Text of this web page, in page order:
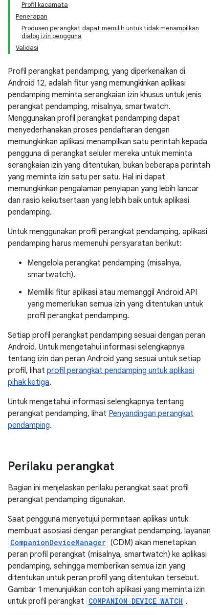
Profil kacamata
Penerapan
Produsen perangkat dapat memilih untuk tidak menampilkan
dialog izin pengguna
Validasi
Profil perangkat pendamping, yang diperkenalkan di
Android 12, adalah fitur yang memungkinkan aplikasi
pendamping meminta serangkaian izin khusus untuk jenis
perangkat pendamping, misalnya, smartwatch.
Menggunakan profil perangkat pendamping dapat
menyederhanakan proses pendaftaran dengan
memungkinkan aplikasi menampilkan satu perintah kepada
pengguna di perangkat seluler mereka untuk meminta
serangkaian izin yang ditentukan, bukan beberapa perintah
yang meminta izin satu per satu. Hal ini dapat
memungkinkan pengalaman penyiapan yang lebih lancar
dan rasio keikutsertaan yang lebih baik untuk aplikasi
pendamping.
Untuk menggunakan profil perangkat pendamping, aplikasi
pendamping harus memenuhi persyaratan berikut:
Mengelola perangkat pendamping (misalnya,
smartwatch).
Memiliki fitur aplikasi atau memanggil Android API
yang memerlukan semua izin yang ditentukan untuk
profil perangkat pendamping.
Setiap profil perangkat pendamping sesuai dengan peran
Android. Untuk mengetahui informasi selengkapnya
tentang izin dan peran Android yang sesuai untuk setiap
profil, lihat profil perangkat pendamping untuk aplikasi
pihak ketiga.
Untuk mengetahui informasi selengkapnya tentang
perangkat pendamping, lihat Penyandingan perangkat
pendamping.
Perilaku perangkat
Bagian ini menjelaskan perilaku perangkat saat profil
perangkat pendamping digunakan.
Saat pengguna menyetujui permintaan aplikasi untuk
membuat asosiasi dengan perangkat pendamping, layanan
CompanionDeviceManager (CDM) akan menetapkan
peran profil perangkat (misalnya, smartwatch) ke aplikasi
pendamping, sehingga memberikan semua izin yang
ditentukan untuk peran profil yang ditentukan tersebut.
Gambar 1 menunjukkan contoh aplikasi yang meminta izin
untuk profil perangkat COMPANION_DEVICE_WATCH .